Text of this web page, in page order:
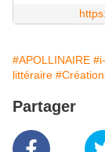
#APOLLINAIRE
littéraire
Partager